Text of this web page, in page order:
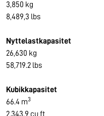
3,850 kg
8,489,3 lbs
Nyttelastkapasitet
26,630 kg
58,719.2 lbs
Kubikkapasitet
66.4 m3
2,343.9 cu ft